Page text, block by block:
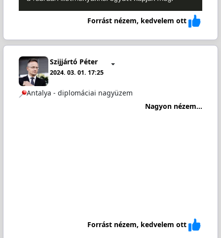
Forrást nézem, kedvelem ott
Szijjártó Péter
2024. 03. 01. 17:25
Antalya - diplomáciai nagyüzem
Nagyon nézem...
Forrást nézem, kedvelem ott